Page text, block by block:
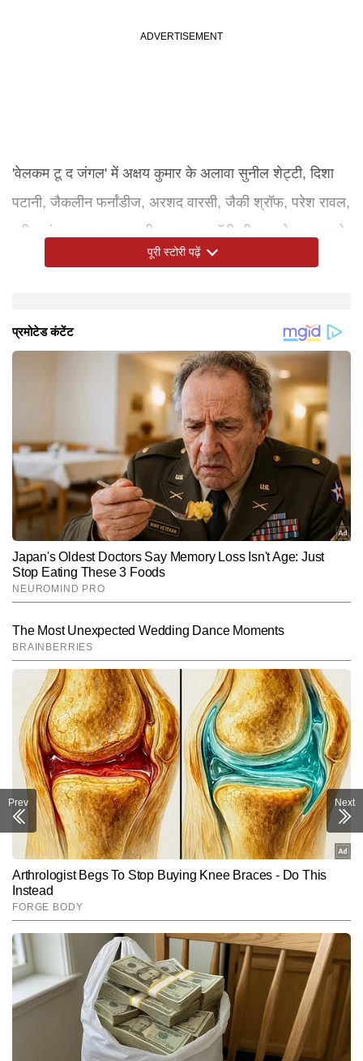
'वेलकम टू द जंगल' में अक्षय कुमार के अलावा सुनील शेट्टी, दिशा
पटानी, जैकलीन फर्नांडीज, अरशद वारसी, जैकी श्रॉफ, परेश रावल,
रवीना टंडन, लारा दत्ता, फरीदा जलाल, जॉनी लीवर, श्रेयस तलपड़े,
तुषार कपूर, राजपाल यादव, कृष्णा अभिषेक, कीकू शारदा, दलेर
काला, फ़िरोज़ खान, स्वर्गीय पंकज धीर जी, पुनीत इस्सर, सुदेश बेरी,
जीतू वर्मा, वृहि कोडवारा, आदित्य सिंह और भाग्य भानुशाली को अहम
Hindi NewsEntertainmentBollywood
ललित कुमार AUTHOR
ललित कुमार टाइम्स नाउ नवभारत डिजिटल की एंटरटेनमेंट टीम में बतौर राइटर जुड़े
हैं। पत्रकारिता में डिप्लोमा करने के बाद ललित ने एंटरटेनमेंट बीट में अपना करियर
शुरू किया और बॉलीवुड, टीवी, वेब सीरीज और सेलेब्रिटी लाइफ से जुड़ी खबरों की
गहरी समझ विकसित की। मीडिया में 12 वर्षों से अधिक का अनुभव रखने वाले
ललित एंटरटेनमेंट इंडस्ट्री के ट्रेंड्स, ब्रेकिंग अपडेट्स, फिल्म/वेब सीरीज कवरेज
को यूजर-फ्रेंडली अंदाज में पेश करने में माहिर हैं और अबतक 13,000 से अधिक
आर्टिकल लिख चुके हैं।
और पढ़ें
Follow Us:
Subscribe to our daily Newsletter!
SUBMIT
पूरी स्टोरी पढ़ें
Prev Next